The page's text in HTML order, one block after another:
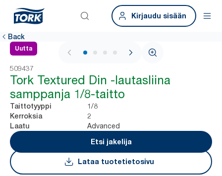
Kirjaudu sisään
Back
Uutta
1 / 4
509437
Tork Textured Din -lautasliina
samppanja 1/8-taitto
Taittotyyppi 1/8
Kerroksia 2
Laatu
Advanced
Etsi jakelija
Lataa tuotetietosivu